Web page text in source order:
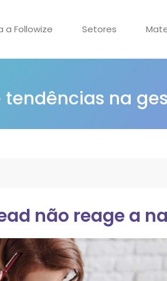
a Followize Setores
tendências na
não reage a